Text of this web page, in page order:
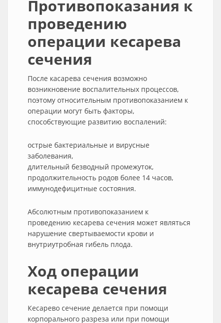
Противопоказания к
проведению
операции кесарева
сечения
После касарева сечения возможно
возникновение воспалительных процессов,
поэтому относительным противопоказанием к
операции могут быть факторы,
способствующие развитию воспалений:
острые бактериальные и вирусные
заболевания,
длительный безводный промежуток,
продолжительность родов более 14 часов,
иммунодефицитные состояния.
Абсолютным противопоказанием к
проведению кесарева сечения может являться
нарушение свертываемости крови и
внутриутробная гибель плода.
Ход операции
кесарева сечения
Кесарево сечение делается при помощи
корпорального разреза или при помощи